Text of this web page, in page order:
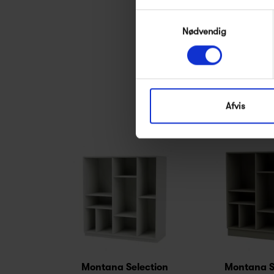
Nødvendig
Afvis
Montana Selection
Montana